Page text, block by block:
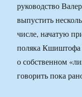
руководство
выпустить
числе, начатую
поляка Кшиштофа
о собственном
говорить пока